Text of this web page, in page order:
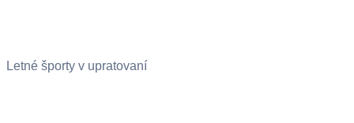
Letné športy v upratovaní